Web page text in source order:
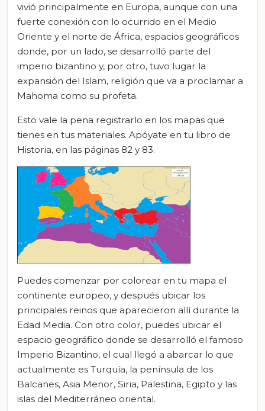
vivió principalmente en Europa, aunque con una
fuerte conexión con lo ocurrido en el Medio
Oriente y el norte de África, espacios geográficos
donde, por un lado, se desarrolló parte del
imperio bizantino y, por otro, tuvo lugar la
expansión del Islam, religión que va a proclamar a
Mahoma como su profeta.
Esto vale la pena registrarlo en los mapas que
tienes en tus materiales. Apóyate en tu libro de
Historia, en las páginas 82 y 83.
Puedes comenzar por colorear en tu mapa el
continente europeo, y después ubicar los
principales reinos que aparecieron allí durante la
Edad Media. Con otro color, puedes ubicar el
espacio geográfico donde se desarrolló el famoso
Imperio Bizantino, el cual llegó a abarcar lo que
actualmente es Turquía, la península de los
Balcanes, Asia Menor, Siria, Palestina, Egipto y las
islas del Mediterráneo oriental.